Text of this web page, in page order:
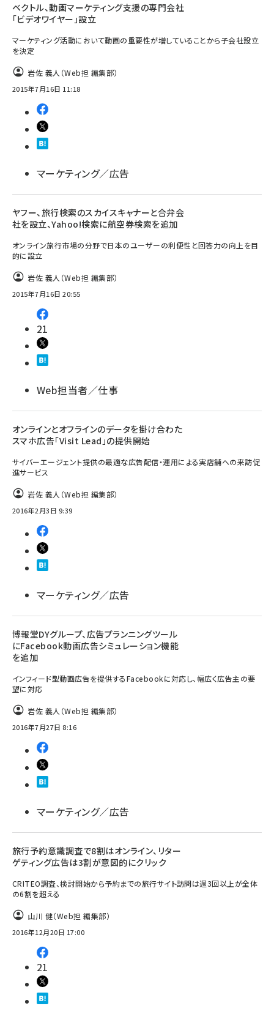
ベクトル、動画マーケティング支援の専門会社
「ビデオワイヤー」設立
マーケティング活動において動画の重要性が増していることから子会社設立
を決定
岩佐 義人（Web担 編集部）
2015年7月16日 11:18
マーケティング／広告
ヤフー、旅行検索のスカイスキャナーと合弁会
社を設立、Yahoo!検索に航空券検索を追加
オンライン旅行市場の分野で日本のユーザーの利便性と回答力の向上を目
的に設立
岩佐 義人（Web担 編集部）
2015年7月16日 20:55
21
Web担当者／仕事
オンラインとオフラインのデータを掛け合わた
スマホ広告「Visit Lead」の提供開始
サイバーエージェント提供の最適な広告配信・運用による実店舗への来訪促
進サービス
岩佐 義人（Web担 編集部）
2016年2月3日 9:39
マーケティング／広告
博報堂DYグループ、広告プランニングツール
にFacebook動画広告シミュレーション機能
を追加
インフィード型動画広告を提供するFacebookに対応し、幅広く広告主の要
望に対応
岩佐 義人（Web担 編集部）
2016年7月27日 8:16
マーケティング／広告
旅行予約意識調査で8割はオンライン、リター
ゲティング広告は3割が意図的にクリック
CRITEO調査、検討開始から予約までの旅行サイト訪問は週3回以上が全体
の6割を超える
山川 健（Web担 編集部）
2016年12月20日 17:00
21